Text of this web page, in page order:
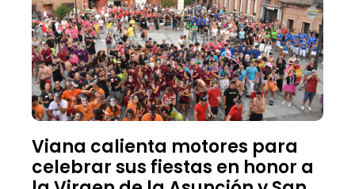
Viana calienta motores para
celebrar sus fiestas en honor a